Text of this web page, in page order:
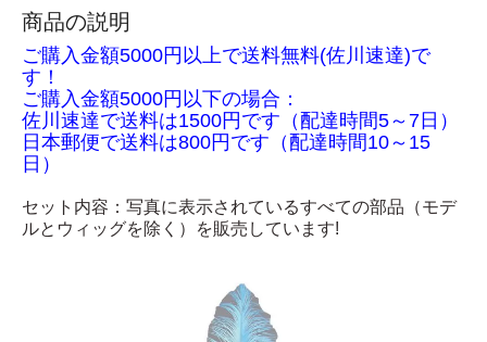
商品の説明
ご購入金額5000円以上で送料無料(佐川速達)で
す！
ご購入金額5000円以下の場合：
佐川速達で送料は1500円です（配達時間5～7日）
日本郵便で送料は800円です（配達時間10～15
日）
セット内容：写真に表示されているすべての部品（モデ
ルとウィッグを除く）を販売しています!